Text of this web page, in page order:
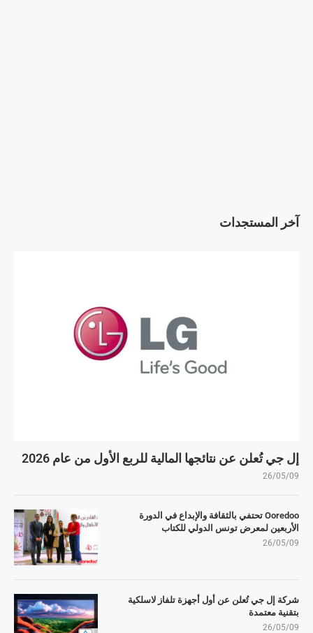
آخر المستجدات
إل جي تُعلن عن نتائجها المالية للربع الأول من عام 2026
26/05/09
Ooredoo تحتفي بالثقافة والإبداع في الدورة
الأربعين لمعرض تونس الدولي للكتاب
26/05/09
شركة إل جي تُعلن عن أول أجهزة تلفاز لاسلكية
بتقنية معتمدة
26/05/09